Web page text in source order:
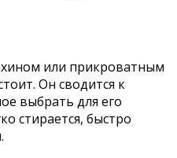
или прикроватным
Он сводится к
выбрать для его
стирается, быстро